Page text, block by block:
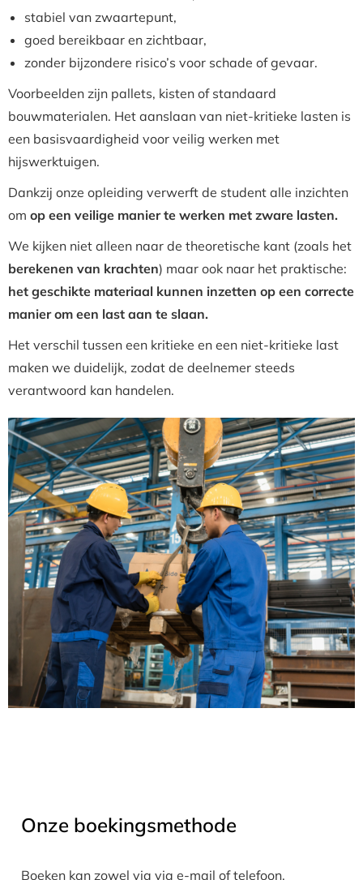
stabiel van zwaartepunt,
goed bereikbaar en zichtbaar,
zonder bijzondere risico’s voor schade of gevaar.
Voorbeelden zijn pallets, kisten of standaard
bouwmaterialen. Het aanslaan van niet-kritieke lasten is
een basisvaardigheid voor veilig werken met
hijswerktuigen.
Dankzij onze opleiding verwerft de student alle inzichten
om op een veilige manier te werken met zware lasten.
We kijken niet alleen naar de theoretische kant (zoals het
berekenen van krachten) maar ook naar het praktische:
het geschikte materiaal kunnen inzetten op een correcte
manier om een last aan te slaan.
Het verschil tussen een kritieke en een niet-kritieke last
maken we duidelijk, zodat de deelnemer steeds
verantwoord kan handelen.
Onze boekingsmethode
Boeken kan zowel via via e-mail of telefoon.